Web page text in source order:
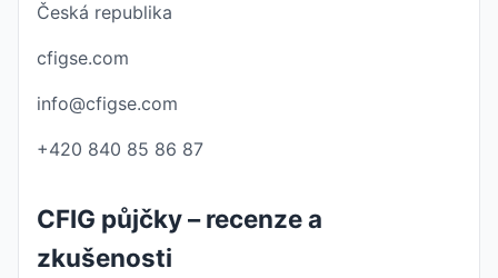
Česká republika
cfigse.com
info@cfigse.com
+420 840 85 86 87
CFIG půjčky –⁠ recenze a
zkušenosti